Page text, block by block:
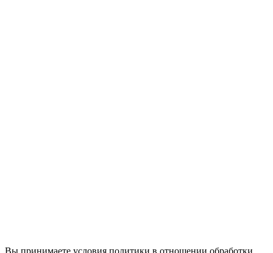
Вы принимаете условия политики в отношении обработки